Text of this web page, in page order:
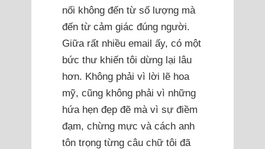
nối không đến từ số lượng mà
đến từ cảm giác đúng người.
Giữa rất nhiều email ấy, có một
bức thư khiến tôi dừng lại lâu
hơn. Không phải vì lời lẽ hoa
mỹ, cũng không phải vì những
hứa hẹn đẹp đẽ mà vì sự điềm
đạm, chừng mực và cách anh
tôn trọng từng câu chữ tôi đã